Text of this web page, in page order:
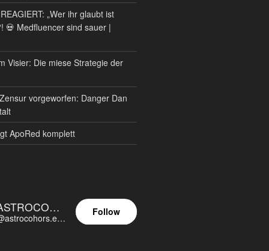
„Wer ihr glaubt ist
💀 Medfluencer sind sauer |
Visier: Die miese Strategie der
vorgeworfen: Danger Dan
ApoRed komplett
ASTROCOHORS EUNOIA ULTIMA
@astrocohors.eu@astrocohors.eu
Follow